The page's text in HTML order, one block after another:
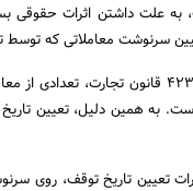
به علت داشتن اثرات حقوقی
سرنوشت معاملاتی که
قانونگذار در ماده ۴۲۳ قانون
به همین دلیل، تعیین
تعیین تاریخ توقف، روی